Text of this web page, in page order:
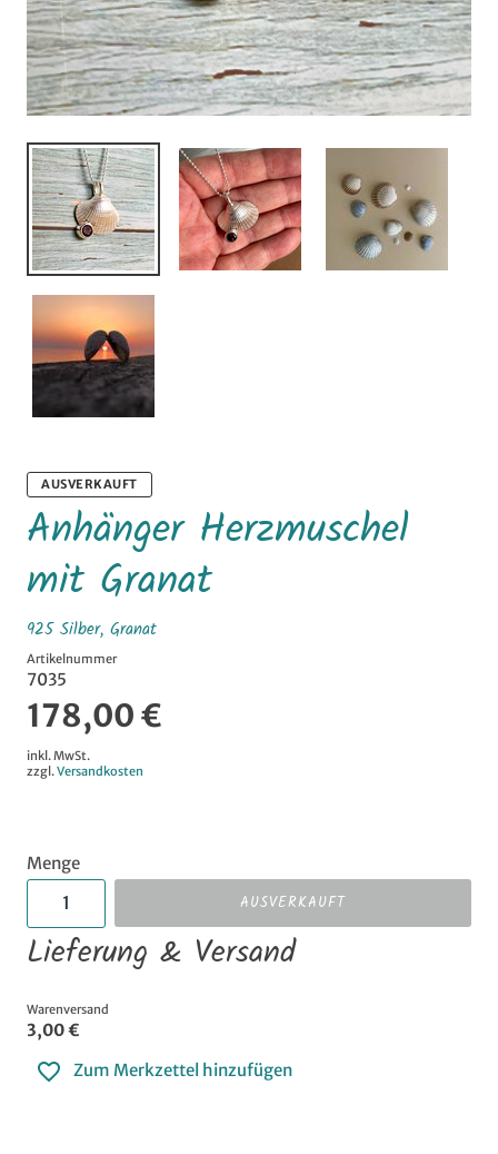
AUSVERKAUFT
Anhänger Herzmuschel
mit Granat
925 Silber, Granat
Artikelnummer
7035
178,00 €
inkl. MwSt.
zzgl.Versandkosten
Menge
AUSVERKAUFT
Lieferung & Versand
Warenversand
3,00 €
Zum Merkzettel hinzufügen